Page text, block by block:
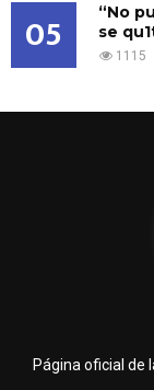
05
“No
se
1115
Página oficial de